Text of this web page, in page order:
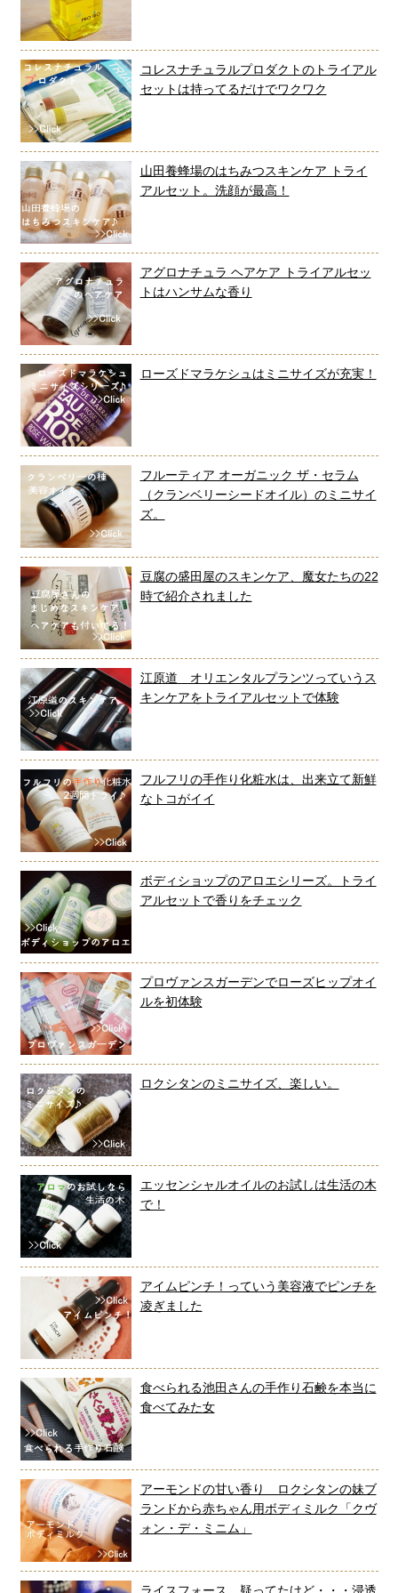
コレスナチュラルプロダクトのトライアル
セットは持ってるだけでワクワク
山田養蜂場のはちみつスキンケア トライ
アルセット。洗顔が最高！
アグロナチュラ ヘアケア トライアルセッ
トはハンサムな香り
ローズドマラケシュはミニサイズが充実！
フルーティア オーガニック ザ・セラム
（クランベリーシードオイル）のミニサイ
ズ。
豆腐の盛田屋のスキンケア、魔女たちの22
時で紹介されました
江原道 オリエンタルプランツっていうス
キンケアをトライアルセットで体験
フルフリの手作り化粧水は、出来立て新鮮
なトコがイイ
ボディショップのアロエシリーズ。トライ
アルセットで香りをチェック
プロヴァンスガーデンでローズヒップオイ
ルを初体験
ロクシタンのミニサイズ、楽しい。
エッセンシャルオイルのお試しは生活の木
で！
アイムピンチ！っていう美容液でピンチを
凌ぎました
食べられる池田さんの手作り石鹸を本当に
食べてみた女
アーモンドの甘い香り ロクシタンの妹ブ
ランドから赤ちゃん用ボディミルク「クヴ
ォン・デ・ミニム」
ライスフォース、疑ってたけど・・・浸透